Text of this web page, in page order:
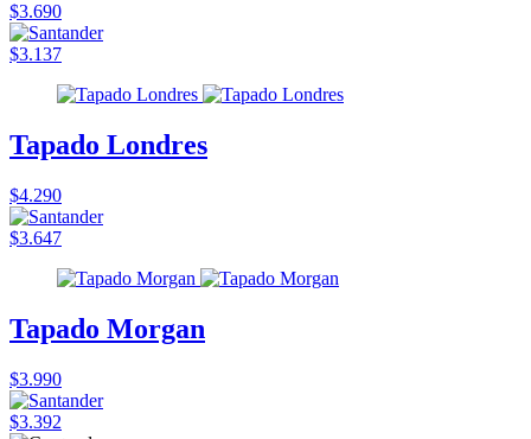
$3.690
$3.137
Tapado Londres
$4.290
$3.647
Tapado Morgan
$3.990
$3.392